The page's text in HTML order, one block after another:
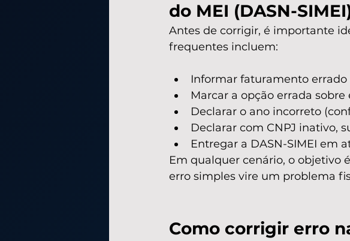
do MEI (DASN-
Antes de corrigir, é importante
frequentes incluem:
Informar faturamento
Marcar a opção errada
Declarar o ano incorreto
Declarar com CNPJ inativo,
Entregar a DASN-SIMEI em
Em qualquer cenário, o objetivo
erro simples vire um problema
Como corrigir erro